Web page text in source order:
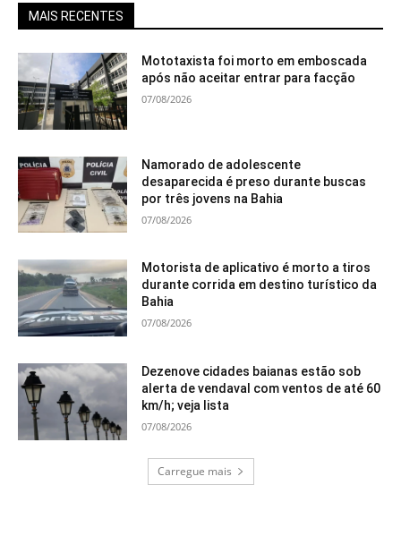
MAIS RECENTES
Mototaxista foi morto em emboscada
após não aceitar entrar para facção
07/08/2026
Namorado de adolescente
desaparecida é preso durante buscas
por três jovens na Bahia
07/08/2026
Motorista de aplicativo é morto a tiros
durante corrida em destino turístico da
Bahia
07/08/2026
Dezenove cidades baianas estão sob
alerta de vendaval com ventos de até 60
km/h; veja lista
07/08/2026
Carregue mais